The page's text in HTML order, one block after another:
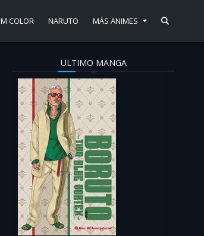
M COLOR NARUTO MÁS ANIMES
ULTIMO MANGA